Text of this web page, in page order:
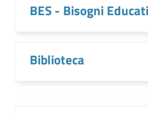
BES - Bisogni
Biblioteca